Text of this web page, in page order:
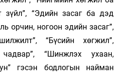
зүйл”, “Эдийн засаг ба дэд
орчин, ногоон эдийн засаг”,
“Бүсийн хөгжил”,
“Шинжлэх ухаан,
гэсэн бодлогын найман